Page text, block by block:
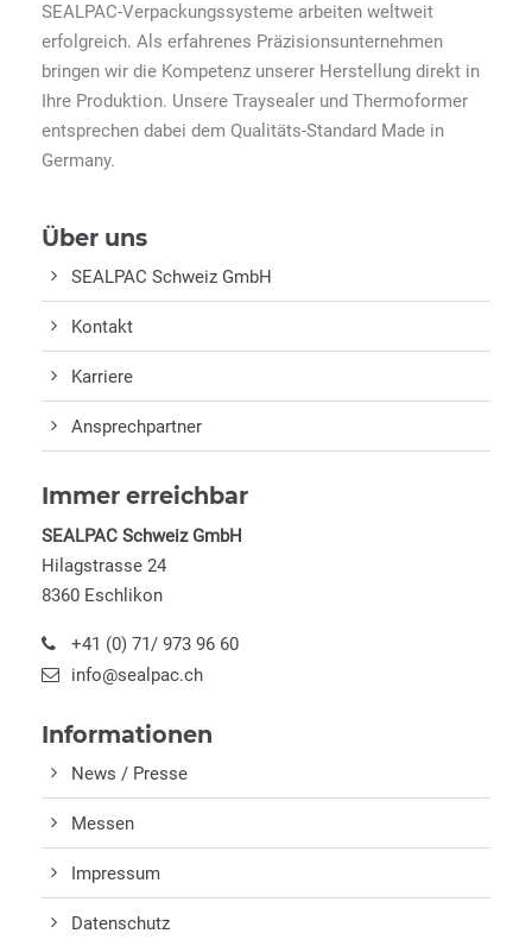
SEALPAC-Verpackungssysteme arbeiten weltweit
erfolgreich. Als erfahrenes Präzisionsunternehmen
bringen wir die Kompetenz unserer Herstellung direkt in
Ihre Produktion. Unsere Traysealer und Thermoformer
entsprechen dabei dem Qualitäts-Standard Made in
Germany.
Über uns
SEALPAC Schweiz GmbH
Kontakt
Karriere
Ansprechpartner
Immer erreichbar
SEALPAC Schweiz GmbH
Hilagstrasse 24
8360 Eschlikon
+41 (0) 71/ 973 96 60
info@sealpac.ch
Informationen
News / Presse
Messen
Impressum
Datenschutz